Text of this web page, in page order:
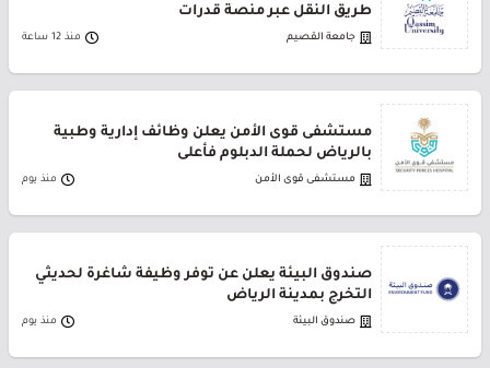
طريق النقل عبر منصة قدرات
جامعة القصيم منذ 12 ساعة
مستشفى قوى الأمن يعلن وظائف إدارية وطبية
بالرياض لحملة الدبلوم فأعلى
مستشفى قوى الأمن منذ يوم
صندوق البيئة يعلن عن توفر وظيفة شاغرة لحديثي
التخرج بمدينة الرياض
صندوق البيئة منذ يوم